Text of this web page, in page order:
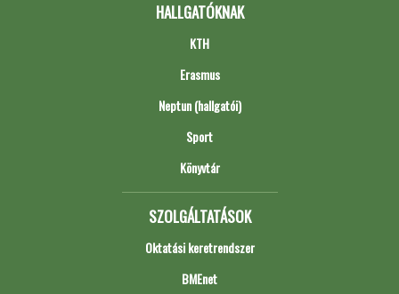
HALLGATÓKNAK
KTH
Erasmus
Neptun (hallgatói)
Sport
Könyvtár
SZOLGÁLTATÁSOK
Oktatási keretrendszer
BMEnet